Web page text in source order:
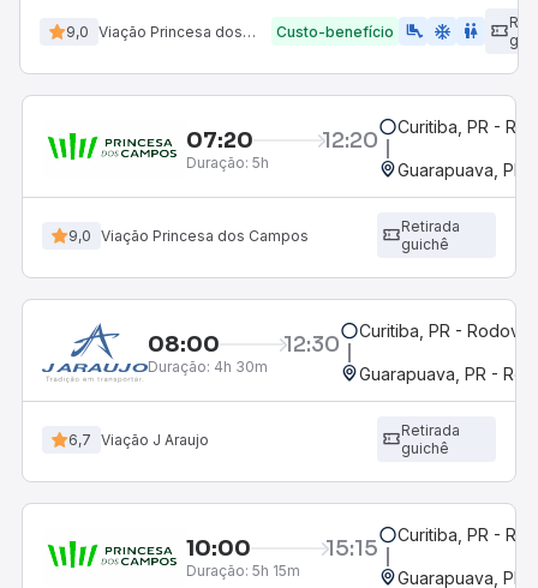
9,0 Viação Princesa dos Campos Custo-benefício airline_seat_legroom_extra ac_unit wc
07:20 12:20
Duração: 5h
Curitiba, PR -
Guarapuava, PR
9,0 Viação Princesa dos Campos
Retirada
guichê
08:00 12:30
Duração: 4h 30m
Curitiba, PR -
Guarapuava, PR -
6,7 Viação J Araujo
Retirada
guichê
10:00 15:15
Duração: 5h 15m
Curitiba, PR -
Guarapuava, PR